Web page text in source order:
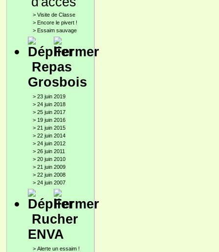
> Visite de Classe
> Encore le pivert !
> Essaim sauvage
Repas
Grosbois
> 23 juin 2019
> 24 juin 2018
> 25 juin 2017
> 19 juin 2016
> 21 juin 2015
> 22 juin 2014
> 24 juin 2012
> 26 juin 2011
> 20 juin 2010
> 21 juin 2009
> 22 juin 2008
> 24 juin 2007
Rucher
ENVA
> Alerte un essaim !